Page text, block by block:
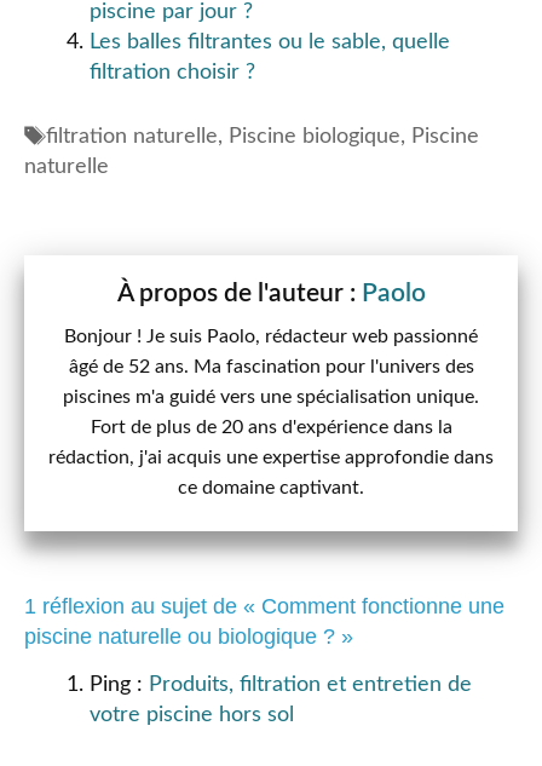
piscine par jour ?
Les balles filtrantes ou le sable, quelle
filtration choisir ?
Étiquettes
filtration naturelle, Piscine biologique, Piscine
naturelle
Paolo
Bonjour ! Je suis Paolo, rédacteur web passionné
âgé de 52 ans. Ma fascination pour l'univers des
piscines m'a guidé vers une spécialisation unique.
Fort de plus de 20 ans d'expérience dans la
rédaction, j'ai acquis une expertise approfondie dans
ce domaine captivant.
1 réflexion au sujet de « Comment fonctionne une
piscine naturelle ou biologique ? »
Ping : Produits, filtration et entretien de
votre piscine hors sol